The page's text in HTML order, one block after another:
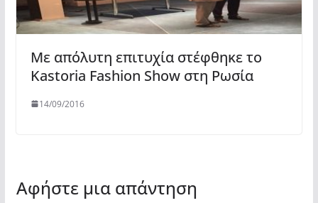
Με απόλυτη επιτυχία στέφθηκε το
Κastoria Fashion Show στη Ρωσία
14/09/2016
Αφήστε μια απάντηση